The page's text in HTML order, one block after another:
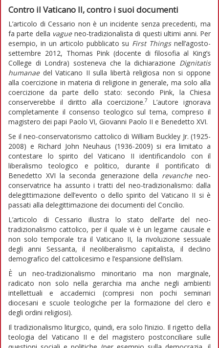
Contro il Vaticano II, contro i suoi documenti
L’articolo di Cessario non è un incidente senza precedenti, ma
fa parte della vagueneo-tradizionalista di questi ultimi anni. Per
esempio, in un articolo pubblicato su First Thingsnell’agosto-
settembre 2012, Thomas Pink (docente di filosofia al King’s
College di Londra) sosteneva che la dichiarazione Dignitatis
humanaedel Vaticano II sulla libertà religiosa non si oppone
alla coercizione in materia di religione in generale, ma solo alla
coercizione da parte dello stato: secondo Pink, la Chiesa
conserverebbe il diritto alla coercizione.7
L’autore ignorava
completamente il consenso teologico sul tema, compreso il
magistero dei papi Paolo VI, Giovanni Paolo II e Benedetto XVI.
Se il neo-conservatorismo cattolico di William Buckley Jr. (1925-
2008) e Richard John Neuhaus (1936-2009) si era limitato a
contestare lo spirito del Vaticano II identificandolo con il
liberalismo teologico e politico, durante il pontificato di
Benedetto XVI la seconda generazione della revancheneo-
conservatrice ha assunto i tratti del neo-tradizionalismo: dalla
delegittimazione dell’evento o dello spirito del Vaticano II si è
passati alla delegittimazione dei documenti del Concilio.
L’articolo di Cessario illustra lo stato dell’arte del neo-
tradizionalismo cattolico, per il quale vi è un legame causale e
non solo temporale tra il Vaticano II, la rivoluzione sessuale
degli anni Sessanta, il neoliberalismo capitalista, il declino
demografico del cattolicesimo e l’espansione dell’islam.
È un neo-tradizionalismo minoritario ma non marginale,
radicato non solo nella gerarchia ma anche negli ambienti
intellettuali e accademici (compresi non pochi seminari
diocesani e scuole teologiche per la formazione del clero e
degli ordini religiosi).
Il tradizionalismo liturgico, quindi, era solo l’inizio. Il rigetto della
teologia del Vaticano II e del magistero postconciliare sulle